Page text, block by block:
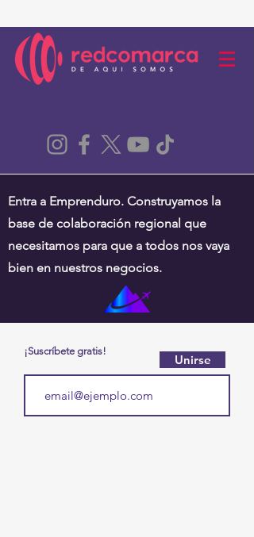
Entra a Emprenduro. Construyamos la
base de colaboración regional que
necesitamos para que a todos nos vaya
bien en nuestros negocios.
¡Suscríbete gratis!
Unirse